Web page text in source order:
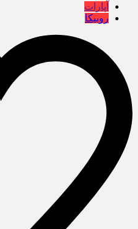
آپارات
روبیکا